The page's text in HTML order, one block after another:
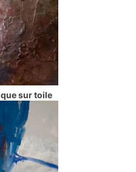
sur toile